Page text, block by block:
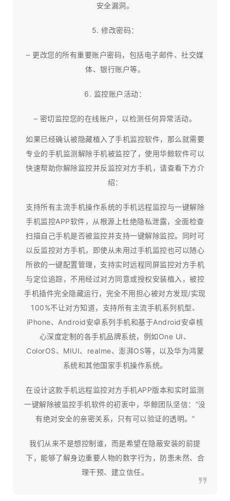
安全漏洞。
5. 修改密码：
– 更改您的所有重要账户密码，包括电子邮件、社交媒
体、银行账户等。
6. 监控账户活动：
– 密切监控您的在线账户，以检测任何异常活动。
如果已经确认被隐藏植入了手机监控软件，那么就需要
专业的手机监测解除手机被监控了，使用华鲸软件可以
快速帮助你解除监控并反监控对方手机，请查看下方介
绍：
支持所有主流手机操作系统的手机远程监控与一键解除
手机监控APP软件，从根源上杜绝隐私泄露，全面检查
扫描自己手机是否被监控并支持一键解除监控。同时可
以反监控对方手机，即使从未用过手机监控也可以随心
所欲的一键配置管理，支持实时远程同屏监控对方手机
与定位追踪，不用经过对方同意或授权安装植入，被控
手机插件完全隐藏运行，完全不用担心被对方发现/实现
100%不让对方知道，支持所有主流手机系列机型、
iPhone、Android安卓系列手机和基于Android安卓核
心深度定制的各手机品牌系统，例如One UI、
ColorOS、MIUI、realme、澎湃OS等，以及华为鸿蒙
系统和其他国家手机操作系统。
在设计这款手机远程监控对方手机APP版本和实时监测
一键解除被监控手机软件的初衷中，华鲸团队坚信：“没
有绝对安全的亲密关系，只有可以验证的透明。”
我们从来不是想控制谁，而是希望在隐蔽安装的前提
下，能够了解身边重要人物的数字行为，防患未然、合
理干预、建立信任。​